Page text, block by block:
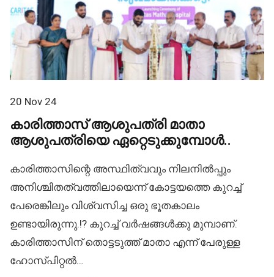
20 Nov 24
കാരിത്താസ് ആശുപത്രി മാതാ
ആശുപത്രിയെ ഏറ്റെടുക്കുമ്പോൾ..
കാരിത്താസിന്റെ അസ്ഥിത്വവും നിലനിൽപ്പും
അനിശ്ചിതത്വത്തിലായെന്ന് കോട്ടയത്തെ കുറച്ച്
പേരെങ്കിലും വിശ്വസിച്ച ഒരു ഭൂതകാലം
ഉണ്ടായിരുന്നു.!? കുറച്ച് വർഷങ്ങൾക്കു മുമ്പാണ്.
കാരിത്താസിന് തൊട്ടടുത്ത് മാതാ എന്ന് പേരുള്ള
ഹോസ്പിറ്റൽ…